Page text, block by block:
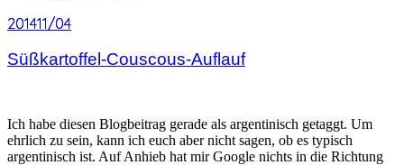
201411/04
201411/04
Süßkartoffel-Couscous-Auflauf
Ich habe diesen Blogbeitrag gerade als argentinisch getaggt. Um
ehrlich zu sein, kann ich euch aber nicht sagen, ob es typisch
argentinisch ist. Auf Anhieb hat mir Google nichts in die Richtung